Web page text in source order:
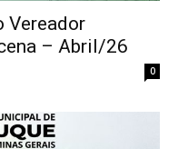
Vereador
– Abril/26
0